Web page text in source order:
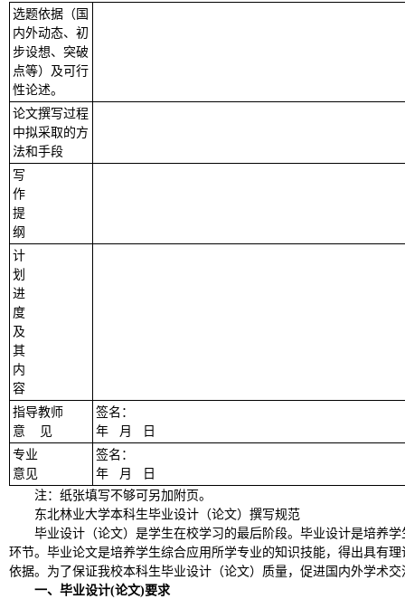
选题依据（国
内外动态、初
步设想、突破
点等）及可行
性论述。
论文撰写过程
中拟采取的方
法和手段
写
作
提
纲
计
划
进
度
及
其
内
容
指导教师
意 见
签名：
年 月 日
专业
意见
签名：
年 月 日
注：纸张填写不够可另加附页。
东北林业大学本科生毕业设计（论文）撰写规范
毕业设计（论文）是学生在校学习的最后阶段。毕业设计是培养
环节。毕业论文是培养学生综合应用所学专业的知识技能，得出具有
依据。为了保证我校本科生毕业设计（论文）质量，促进国内外学术
一、毕业设计(论文)要求